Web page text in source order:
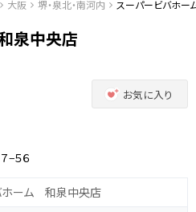
大阪 堺・泉北・南河内 スーパービバホ
泉中央店
お気に入り
−５６
ホーム 和泉中央店